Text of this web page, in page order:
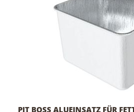
PIT BOSS ALUEINSATZ FÜR